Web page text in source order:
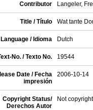
Contributor Langeler,
Title / Título Wat tante
Language / Idioma Dutch
No. / Texto No. 19544
Date / Fecha
impresión
2006-10-14
Copyright Status/
Derechos Autor
Not